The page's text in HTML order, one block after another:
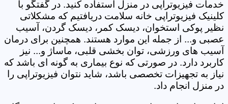
خدمات فیزیوتراپی در منزل استفاده کنید. در گفتگو با
کلینیک فیزیوتراپی خانه سلامت دریافتیم که مشکلاتی
نظیر پوکی استخوان، دیسک کمر، دیسک گردن، آسیب
عصبی و... از جمله این موارد هستند. همچنین برای درمان
آسیب های ورزشی، توان بخشی قلبی، ماساژ و... نیز
کاربرد دارد. در صورتی که نوع بیماری به گونه ای باشد که
نیاز به تجهیزات تخصصی باشد، شاید نتوان فیزیوتراپی را
در منزل انجام داد.